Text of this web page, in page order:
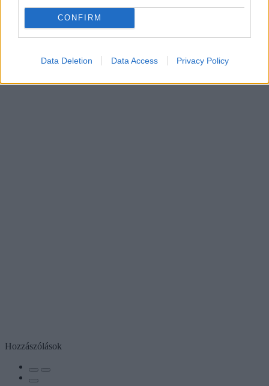
CONFIRM
Data Deletion Data Access Privacy Policy
Hozzászólások